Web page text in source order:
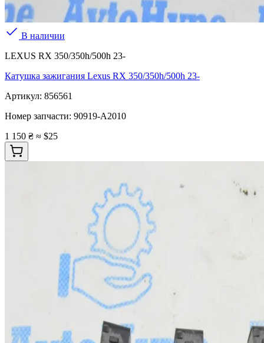
В наличии
LEXUS RX 350/350h/500h 23-
Катушка зажигания Lexus RX 350/350h/500h 23-
Артикул: 856561
Номер запчасти: 90919-A2010
1 150 ₴ ≈ $25